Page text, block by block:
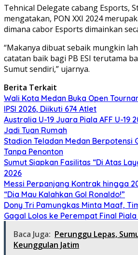
Tehnical Delegate cabang Esports,
mengatakan, PON XXI 2024
dimana cabor Esports dimainkan
“Makanya dibuat sebaik mungkin
catatan baik bagi PB ESI terutama
Sumut sendiri,” ujarnya.
Berita Terkait
Wali Kota Medan Buka Open
IPSI 2026, Diikuti 674 Atlet
Australia U-19 Juara Piala AFF U-19
Jadi Tuan Rumah
Stadion Teladan Medan Berpotensi
Tanpa Penonton
Sumut Siapkan Fasilitas “Di Atas
2026
Messi Perpanjang Kontrak hingga
“Dia Mau Kalahkan Gol Ronaldo!”
Dony Tri Pamungkas Minta Maaf,
Gagal Lolos ke Perempat Final
Baca Juga: Perunggu Lepas,
Keunggulan Jatim